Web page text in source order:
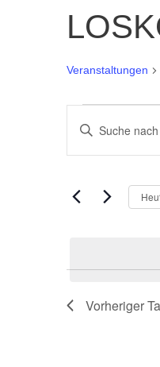
Veranstaltungen
UND
BITTE
SUCHE
Vorheriger